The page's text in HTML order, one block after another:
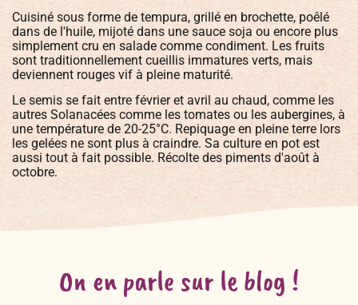
Cuisiné sous forme de tempura, grillé en brochette, poêlé
dans de l'huile, mijoté dans une sauce soja ou encore plus
simplement cru en salade comme condiment. Les fruits
sont traditionnellement cueillis immatures verts, mais
deviennent rouges vif à pleine maturité.
Le semis se fait entre février et avril au chaud, comme les
autres Solanacées comme les tomates ou les aubergines, à
une température de 20-25°C. Repiquage en pleine terre lors
les gelées ne sont plus à craindre. Sa culture en pot est
aussi tout à fait possible. Récolte des piments d'août à
octobre.
On en parle sur le blog !